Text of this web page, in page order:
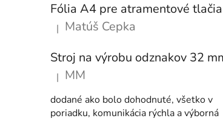
Hodnotenie produktu je 5 z 5 hviezdičiek.
| Matúš Cepka
Hodnotenie produktu je 5 z 5 hviezdičiek.
| MM
dodané ako bolo dohodnuté, všetko v
poriadku, komunikácia rýchla a výborná